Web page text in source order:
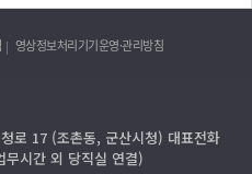
영상정보처리기기운영·관리방침
로 17 (조촌동, 군산시청) 대표전화
시간 외 당직실 연결)